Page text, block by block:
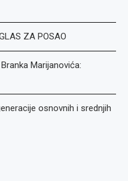
ZA POSAO
Marijanovića:
osnovnih i srednjih